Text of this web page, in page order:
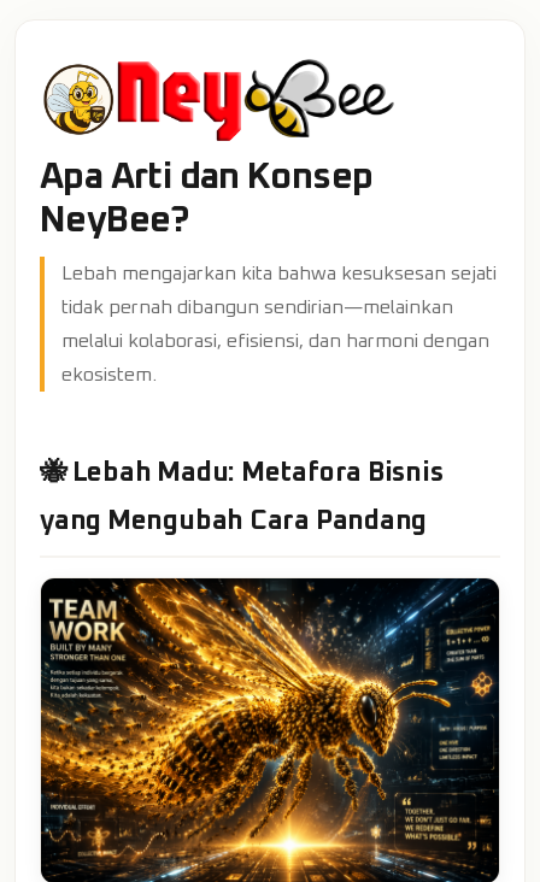
Apa Arti dan Konsep
NeyBee?
Lebah mengajarkan kita bahwa kesuksesan sejati
tidak pernah dibangun sendirian—melainkan
melalui kolaborasi, efisiensi, dan harmoni dengan
ekosistem.
🐝 Lebah Madu: Metafora Bisnis
yang Mengubah Cara Pandang